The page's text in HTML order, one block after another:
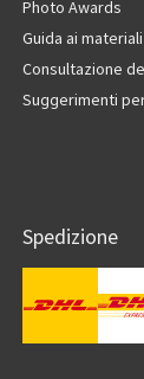
Photo Awards
Guida ai
Consultazione
Suggerimenti
Spedizione